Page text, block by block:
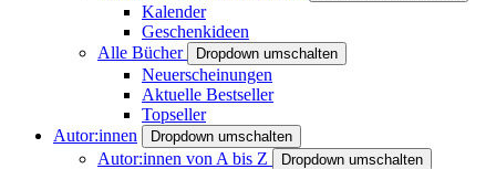
Kalender
Geschenkideen
Alle Bücher
Dropdown umschalten
Neuerscheinungen
Aktuelle Bestseller
Topseller
Autor:innen
Dropdown umschalten
Autor:innen von A bis Z Dropdown umschalten